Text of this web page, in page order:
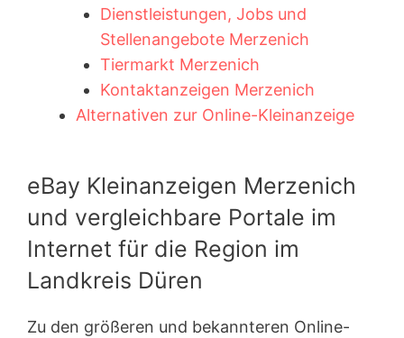
Dienstleistungen, Jobs und
Stellenangebote Merzenich
Tiermarkt Merzenich
Kontaktanzeigen Merzenich
Alternativen zur Online-Kleinanzeige
eBay Kleinanzeigen Merzenich
und vergleichbare Portale im
Internet für die Region im
Landkreis Düren
Zu den größeren und bekannteren Online-